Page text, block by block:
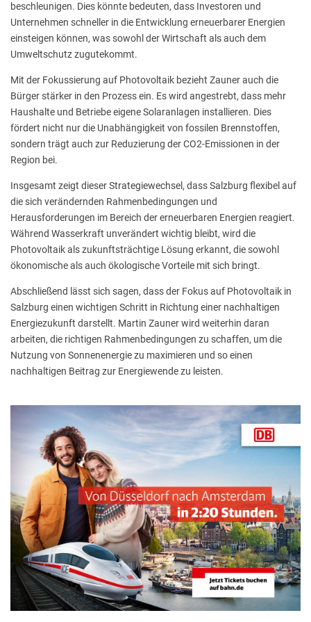
beschleunigen. Dies könnte bedeuten, dass Investoren und
Unternehmen schneller in die Entwicklung erneuerbarer Energien
einsteigen können, was sowohl der Wirtschaft als auch dem
Umweltschutz zugutekommt.
Mit der Fokussierung auf Photovoltaik bezieht Zauner auch die
Bürger stärker in den Prozess ein. Es wird angestrebt, dass mehr
Haushalte und Betriebe eigene Solaranlagen installieren. Dies
fördert nicht nur die Unabhängigkeit von fossilen Brennstoffen,
sondern trägt auch zur Reduzierung der CO2-Emissionen in der
Region bei.
Insgesamt zeigt dieser Strategiewechsel, dass Salzburg flexibel auf
die sich verändernden Rahmenbedingungen und
Herausforderungen im Bereich der erneuerbaren Energien reagiert.
Während Wasserkraft unverändert wichtig bleibt, wird die
Photovoltaik als zukunftsträchtige Lösung erkannt, die sowohl
ökonomische als auch ökologische Vorteile mit sich bringt.
Abschließend lässt sich sagen, dass der Fokus auf Photovoltaik in
Salzburg einen wichtigen Schritt in Richtung einer nachhaltigen
Energiezukunft darstellt. Martin Zauner wird weiterhin daran
arbeiten, die richtigen Rahmenbedingungen zu schaffen, um die
Nutzung von Sonnenenergie zu maximieren und so einen
nachhaltigen Beitrag zur Energiewende zu leisten.